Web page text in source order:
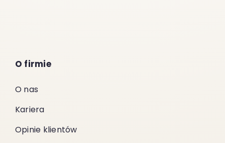
O firmie
O nas
Kariera
Opinie klientów